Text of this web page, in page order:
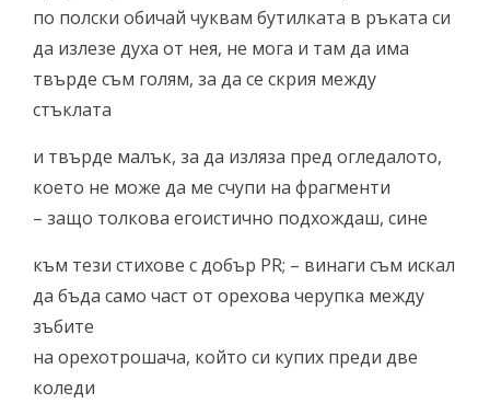
по полски обичай чуквам бутилката в ръката си
да излезе духа от нея, не мога и там да има
твърде съм голям, за да се скрия между
стъклата
и твърде малък, за да изляза пред огледалото,
което не може да ме счупи на фрагменти
– защо толкова егоистично подхождаш, сине
към тези стихове с добър PR; – винаги съм искал
да бъда само част от орехова черупка между
зъбите
на орехотрошача, който си купих преди две
коледи